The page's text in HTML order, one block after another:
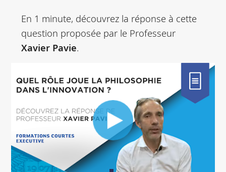
En 1 minute, découvrez la réponse à cette
question proposée par le Professeur
Xavier Pavie.